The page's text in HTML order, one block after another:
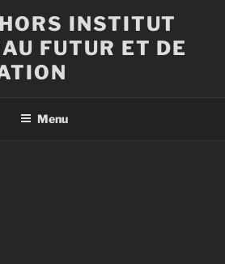
INSTITUT
FUTUR ET DE
Menu